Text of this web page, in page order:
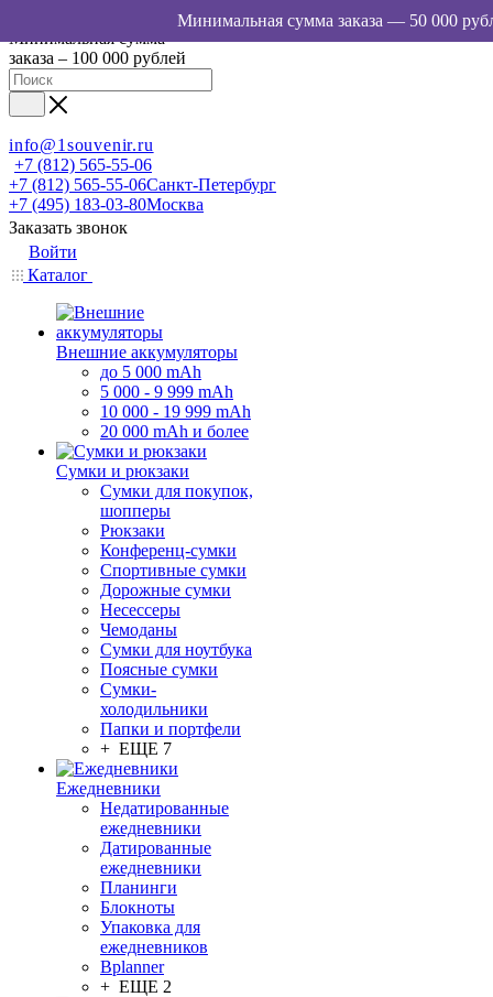
Минимальная сумма
заказа – 100 000 рублей
info@1souvenir.ru
+7 (812) 565-55-06
+7 (812) 565-55-06Санкт-Петербург
+7 (495) 183-03-80Москва
Заказать звонок
Войти
Каталог
Внешние аккумуляторы
до 5 000 mAh
5 000 - 9 999 mAh
10 000 - 19 999 mAh
20 000 mAh и более
Сумки и рюкзаки
Сумки для покупок,
шопперы
Рюкзаки
Конференц-сумки
Спортивные сумки
Дорожные сумки
Несессеры
Чемоданы
Сумки для ноутбука
Поясные сумки
Сумки-
холодильники
Папки и портфели
+ ЕЩЕ 7
Ежедневники
Недатированные
ежедневники
Датированные
ежедневники
Планинги
Блокноты
Упаковка для
ежедневников
Bplanner
+ ЕЩЕ 2